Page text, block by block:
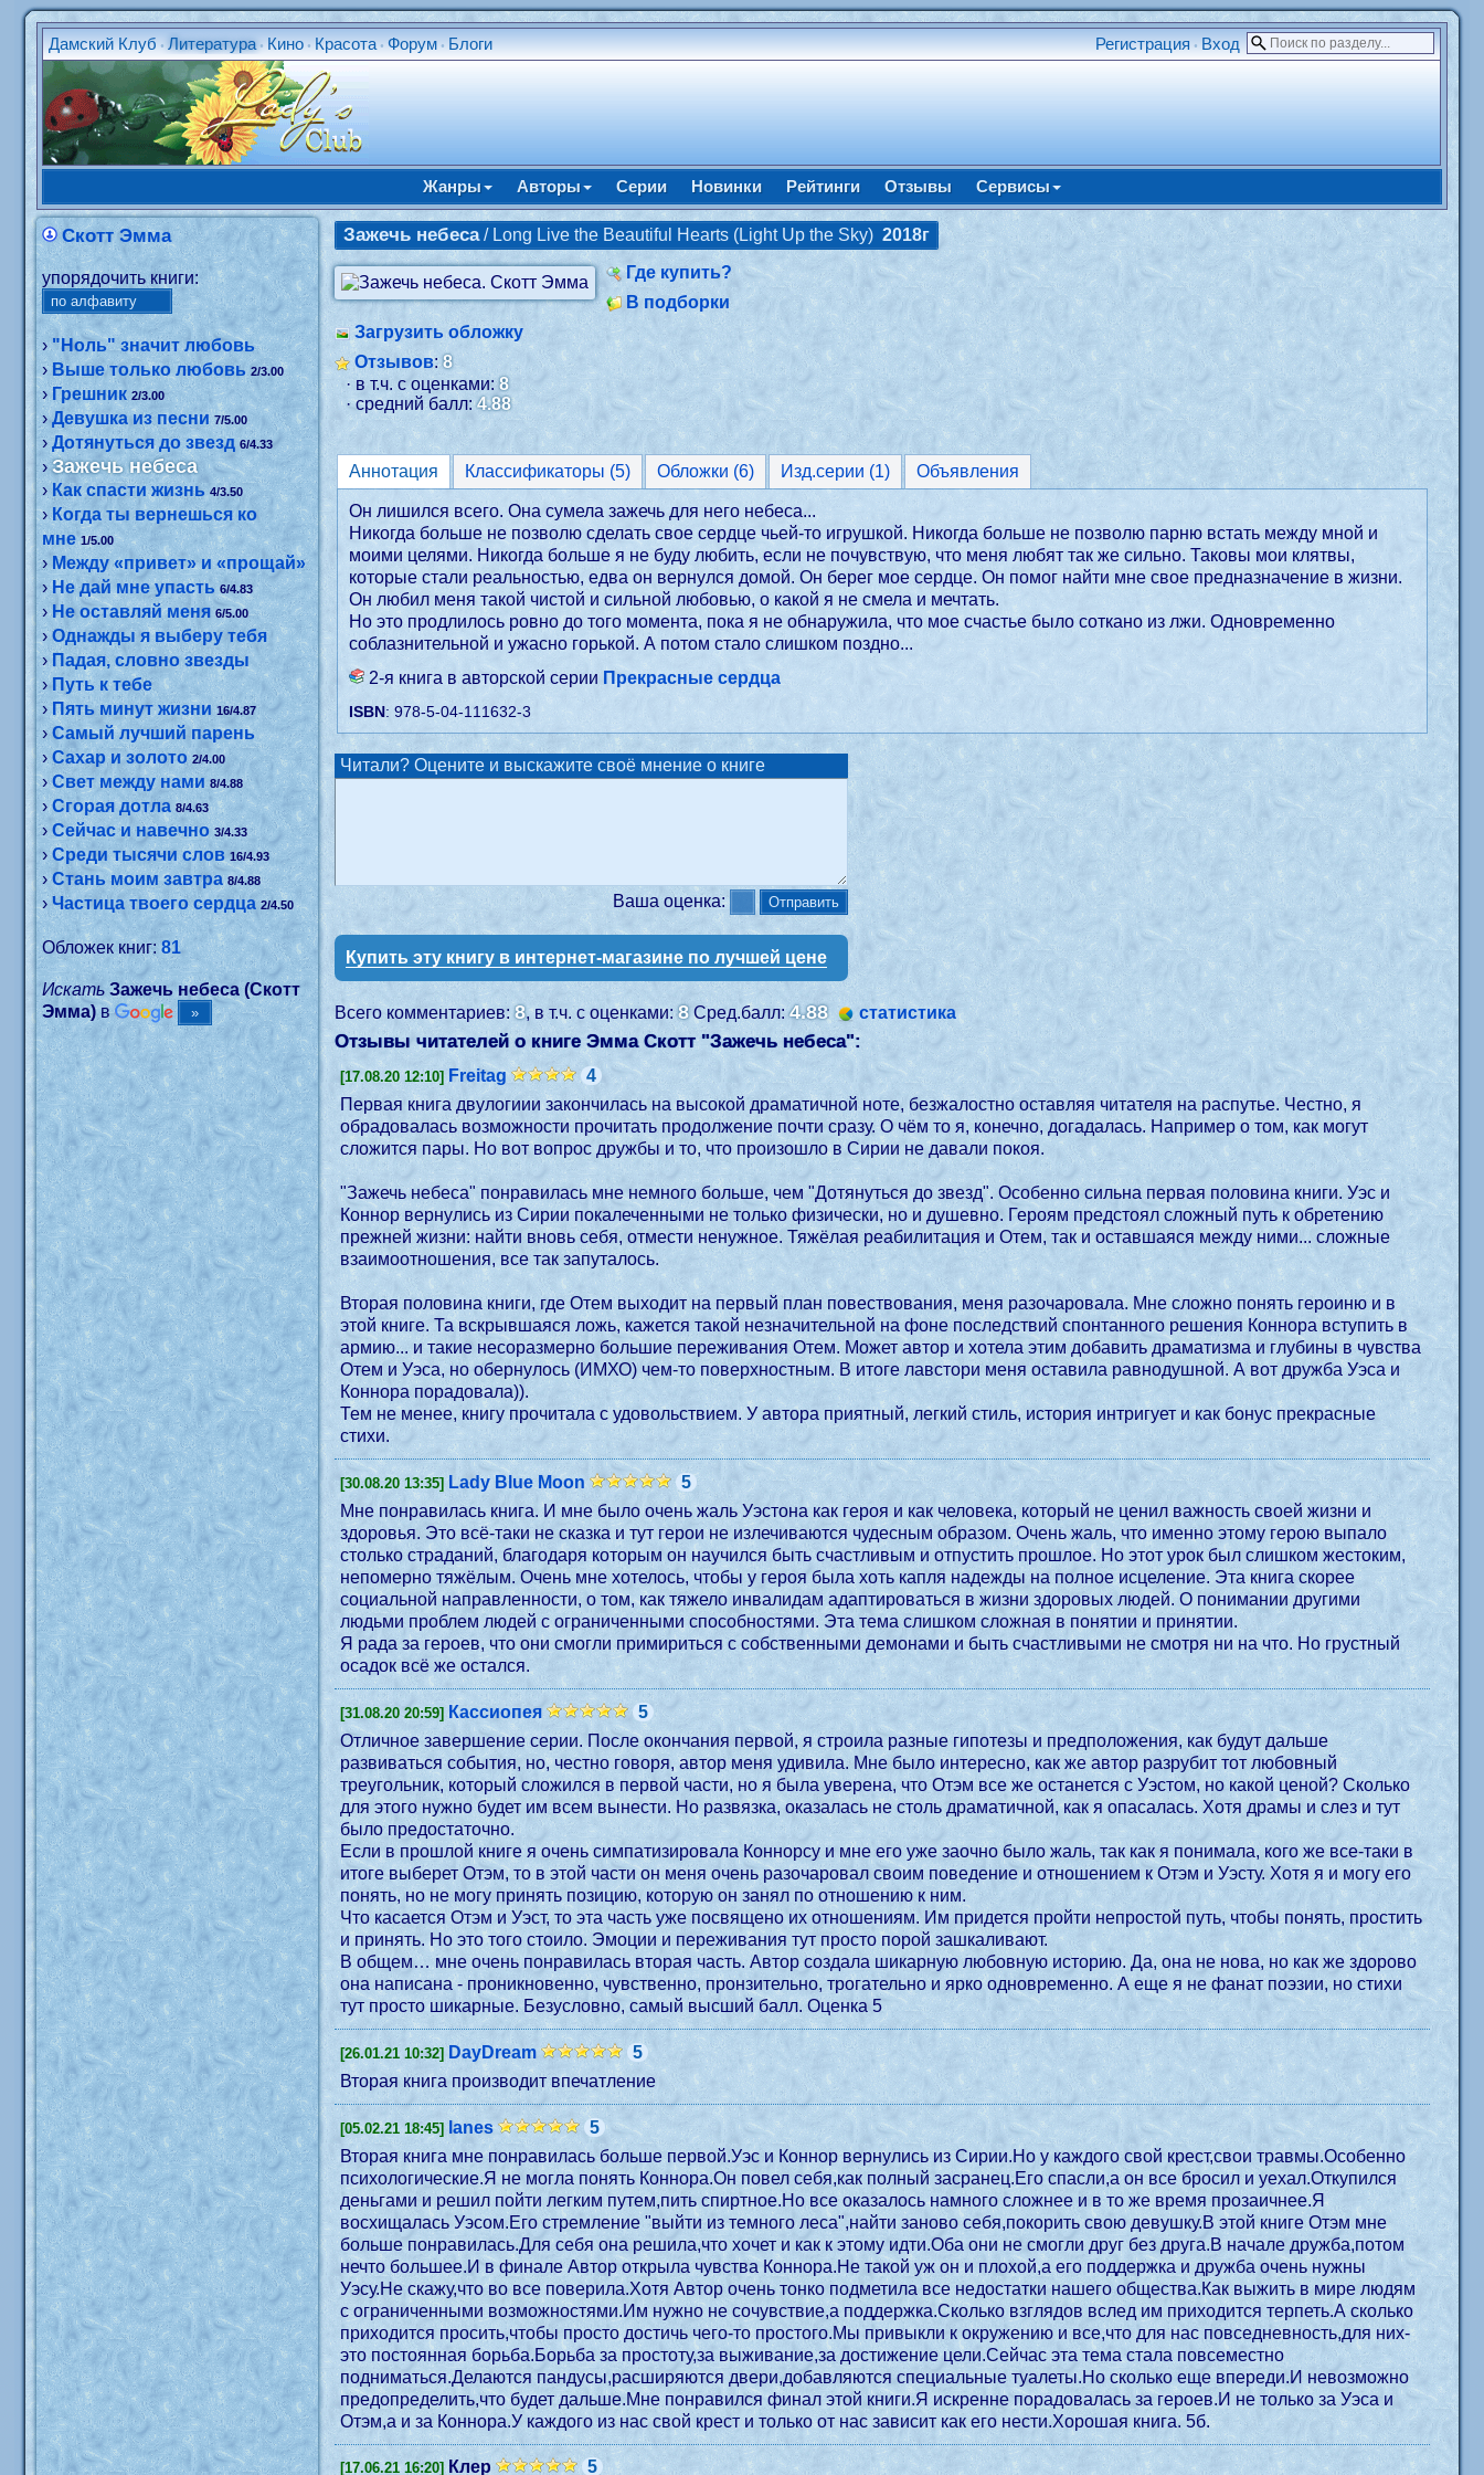
Дамский Клуб •Литература • Кино • Красота •Форум • Блоги Регистрация • Вход
Жанры Авторы Серии Новинки Рейтинги Отзывы Сервисы
Скотт Эмма
упорядочить книги:
›"Ноль" значит любовь
›Выше только любовь 2/3.00
›Грешник 2/3.00
›Девушка из песни 7/5.00
›Дотянуться до звезд 6/4.33
›Зажечь небеса
› Как спасти жизнь 4/3.50
›Когда ты вернешься ко
мне 1/5.00
› Между «привет» и «прощай»
›Не дай мне упасть 6/4.83
›Не оставляй меня 6/5.00
›Однажды я выберу тебя
›Падая, словно звезды
›Путь к тебе
› Пять минут жизни 16/4.87
›Самый лучший парень
›Сахар и золото 2/4.00
›Свет между нами 8/4.88
›Сгорая дотла 8/4.63
›Сейчас и навечно 3/4.33
›Среди тысячи слов 16/4.93
›Стань моим завтра 8/4.88
›Частица твоего сердца 2/4.50
Обложек книг:81
Искать Зажечь небеса (Скотт
Эмма) в
Зажечь небеса/ Long Live the Beautiful Hearts (Light Up the Sky)2018г
Где купить?
В подборки
Загрузить обложку
Отзывов:8
· в т.ч. с оценками:8
· средний балл:4.88
Аннотация Классификаторы (5) Обложки (6) Изд.серии (1) Объявления
Он лишился всего. Она сумела зажечь для него небеса...
Никогда больше не позволю сделать свое сердце чьей-то игрушкой. Никогда больше не позволю парню встать между мной и
моими целями. Никогда больше я не буду любить, если не почувствую, что меня любят так же сильно. Таковы мои клятвы,
которые стали реальностью, едва он вернулся домой. Он берег мое сердце. Он помог найти мне свое предназначение в жизни.
Он любил меня такой чистой и сильной любовью, о какой я не смела и мечтать.
Но это продлилось ровно до того момента, пока я не обнаружила, что мое счастье было соткано из лжи. Одновременно
соблазнительной и ужасно горькой. А потом стало слишком поздно...
2-я книга в авторской серии Прекрасные сердца
ISBN: 978-5-04-111632-3
Читали? Оцените и выскажите своё мнение о книге
Ваша оценка:
Купить эту книгу в интернет-магазине по лучшей цене
Всего комментариев:8, в т.ч. с оценками:8 Сред.балл:4.88 статистика
Отзывы читателей о книге Эмма Скотт "Зажечь небеса":
[17.08.20 12:10] Freitag
4
Первая книга двулогиии закончилась на высокой драматичной ноте, безжалостно оставляя читателя на распутье. Честно, я
обрадовалaсь возможности прочитать продолжение почти сразу. О чём то я, конечно, догадалась. Например о том, как могут
сложится пары. Но вот вопрос дружбы и то, что произошло в Сирии не давали покоя.
"Зажечь небеса" понравилась мне немного больше, чем "Дотянуться до звезд". Особенно сильна первая половина книги. Уэс и
Коннор вернулись из Сирии покалеченными не только физически, но и душевно. Героям предстоял сложный путь к обретению
прежней жизни: найти вновь себя, отмести ненужное. Тяжёлая реабилитация и Отем, так и оставшаяся между ними... сложные
взаимоотношения, все так запуталось.
Вторая половина книги, где Отем выходит на первый план повествования, меня разочаровала. Мне сложно понять героиню и в
этой книге. Та вскрывшаяся ложь, кажется такой незначительной на фоне последствий спонтанного решения Коннора вступить в
армию... и такие несоразмерно большие переживания Отем. Может автор и хотела этим добавить драматизма и глубины в чувства
Отем и Уэса, но обернулось (ИМХО) чем-то поверхностным. В итоге лавстори меня оставила равнодушной. А вот дружба Уэса и
Коннора порадовала)).
Тем не менее, книгу прочитала с удовольствием. У автора приятный, легкий стиль, история интригует и как бонус прекрасные
стихи.
[30.08.20 13:35] Lady Blue Moon
5
Мне понравилась книга. И мне было очень жаль Уэстона как героя и как человека, который не ценил важность своей жизни и
здоровья. Это всё-таки не сказка и тут герои не излечиваются чудесным образом. Очень жаль, что именно этому герою выпало
столько страданий, благодаря которым он научился быть счастливым и отпустить прошлое. Но этот урок был слишком жестоким,
непомерно тяжёлым. Очень мне хотелось, чтобы у героя была хоть капля надежды на полное исцеление. Эта книга скорее
социальной направленности, о том, как тяжело инвалидам адаптироваться в жизни здоровых людей. О понимании другими
людьми проблем людей с ограниченными способностями. Эта тема слишком сложная в понятии и принятии.
Я рада за героев, что они смогли примириться с собственными демонами и быть счастливыми не смотря ни на что. Но грустный
осадок всё же остался.
[31.08.20 20:59] Кассиопея
5
Отличное завершение серии. После окончания первой, я строила разные гипотезы и предположения, как будут дальше
развиваться события, но, честно говоря, автор меня удивила. Мне было интересно, как же автор разрубит тот любовный
треугольник, который сложился в первой части, но я была уверена, что Отэм все же останется с Уэстом, но какой ценой? Сколько
для этого нужно будет им всем вынести. Но развязка, оказалась не столь драматичной, как я опасалась. Хотя драмы и слез и тут
было предостаточно.
Если в прошлой книге я очень симпатизировала Коннорсу и мне его уже заочно было жаль, так как я понимала, кого же все-таки в
итоге выберет Отэм, то в этой части он меня очень разочаровал своим поведение и отношением к Отэм и Уэсту. Хотя я и могу его
понять, но не могу принять позицию, которую он занял по отношению к ним.
Что касается Отэм и Уэст, то эта часть уже посвящено их отношениям. Им придется пройти непростой путь, чтобы понять, простить
и принять. Но это того стоило. Эмоции и переживания тут просто порой зашкаливают.
В общем… мне очень понравилась вторая часть. Автор создала шикарную любовную историю. Да, она не нова, но как же здорово
она написана - проникновенно, чувственно, пронзительно, трогательно и ярко одновременно. А еще я не фанат поэзии, но стихи
тут просто шикарные. Безусловно, самый высший балл. Оценка 5
[26.01.21 10:32] DayDream
5
Вторая книга производит впечатление
[05.02.21 18:45] lanes
5
Вторая книга мне понравилась больше первой.Уэс и Коннор вернулись из Сирии.Но у каждого свой крест,свои травмы.Особенно
психологические.Я не могла понять Коннора.Он повел себя,как полный засранец.Его спасли,а он все бросил и уехал.Откупился
деньгами и решил пойти легким путем,пить спиртное.Но все оказалось намного сложнее и в то же время прозаичнее.Я
восхищалась Уэсом.Его стремление "выйти из темного леса",найти заново себя,покорить свою девушку.В этой книге Отэм мне
больше понравилась.Для себя она решила,что хочет и как к этому идти.Оба они не смогли друг без друга.В начале дружба,потом
нечто большее.И в финале Автор открыла чувства Коннора.Не такой уж он и плохой,а его поддержка и дружба очень нужны
Уэсу.Не скажу,что во все поверила.Хотя Автор очень тонко подметила все недостатки нашего общества.Как выжить в мире людям
с ограниченными возможностями.Им нужно не сочувствие,а поддержка.Сколько взглядов вслед им приходится терпеть.А сколько
приходится просить,чтобы просто достичь чего-то простого.Мы привыкли к окружению и все,что для нас повседневность,для них-
это постоянная борьба.Борьба за простоту,за выживание,за достижение цели.Сейчас эта тема стала повсеместно
подниматься.Делаются пандусы,расширяются двери,добавляются специальные туалеты.Но сколько еще впереди.И невозможно
предопределить,что будет дальше.Мне понравился финал этой книги.Я искренне порадовалась за героев.И не только за Уэса и
Отэм,а и за Коннора.У каждого из нас свой крест и только от нас зависит как его нести.Хорошая книга. 5б.
[17.06.21 16:20] Клер 5